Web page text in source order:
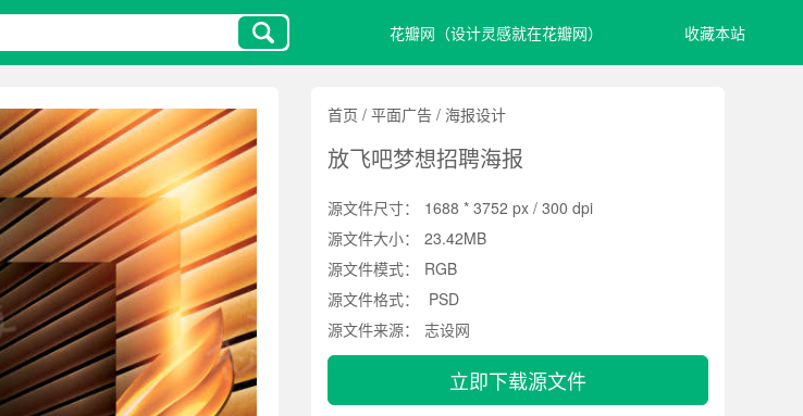
花瓣网（设计灵感就在花瓣网） 收藏本站
首页 / 平面广告 / 海报设计
放飞吧梦想招聘海报
源文件尺寸：
1688 * 3752 px / 300 dpi
源文件大小：
23.42MB
源文件模式：
RGB
源文件格式：
PSD
源文件来源：
志设网
立即下载源文件